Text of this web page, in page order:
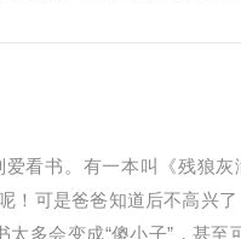
看书。有一本叫《残狼灰
可是爸爸知道后不高兴了
多会变成“傻小子”，甚至